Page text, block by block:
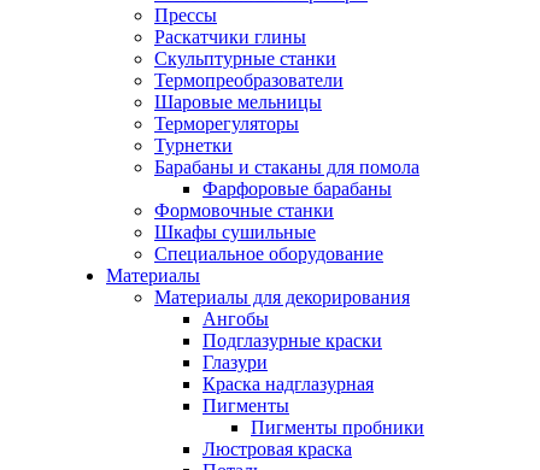
Прессы
Раскатчики глины
Скульптурные станки
Термопреобразователи
Шаровые мельницы
Терморегуляторы
Турнетки
Барабаны и стаканы для помола
Фарфоровые барабаны
Формовочные станки
Шкафы сушильные
Специальное оборудование
Материалы
Материалы для декорирования
Ангобы
Подглазурные краски
Глазури
Краска надглазурная
Пигменты
Пигменты пробники
Люстровая краска